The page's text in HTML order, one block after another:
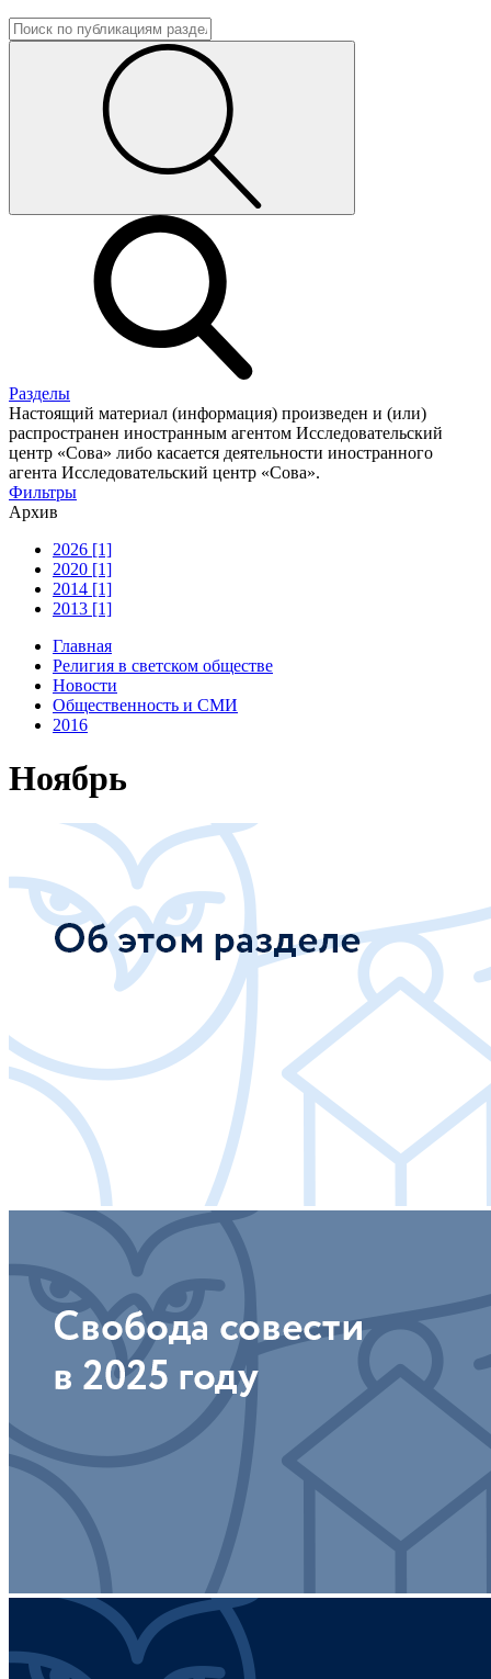
Разделы
Настоящий материал (информация) произведен и (или)
распространен иностранным агентом Исследовательский
центр «Сова» либо касается деятельности иностранного
агента Исследовательский центр «Сова».
Фильтры
Архив
2026 [1]
2020 [1]
2014 [1]
2013 [1]
Главная
Религия в светском обществе
Новости
Общественность и СМИ
2016
Ноябрь